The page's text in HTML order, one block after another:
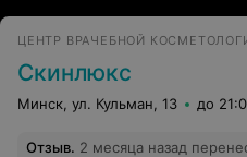
ЦЕНТР ВРАЧЕБНОЙ
Скинлюкс
Минск, ул. Кульман, 13 до
Отзыв. 2 месяца назад